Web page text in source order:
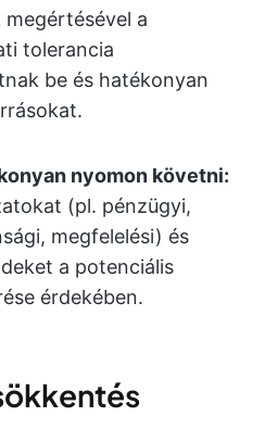
a
tolerancia
be és hatékonyan
nyomon követni:
(pl. pénzügyi,
megfelelési) és
a potenciális
érdekében.